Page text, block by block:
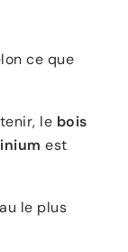
ce que
le bois
est
le plus